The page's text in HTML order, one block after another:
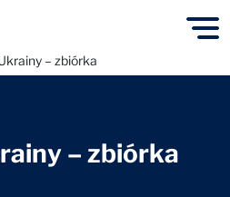
– zbiórka
– zbiórka